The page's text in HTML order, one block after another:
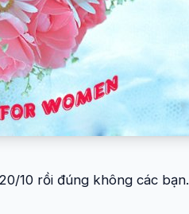
10 rồi đúng không các bạn.